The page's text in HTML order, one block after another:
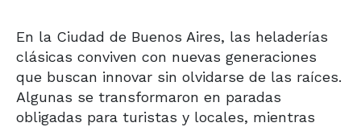
En la Ciudad de Buenos Aires, las heladerías
clásicas conviven con nuevas generaciones
que buscan innovar sin olvidarse de las raíces.
Algunas se transformaron en paradas
obligadas para turistas y locales, mientras